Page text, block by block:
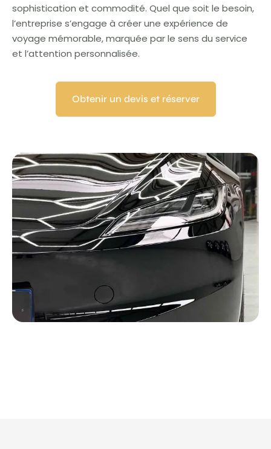
sophistication et commodité. Quel que soit le besoin,
l’entreprise s’engage à créer une expérience de
voyage mémorable, marquée par le sens du service
et l’attention personnalisée.
Obtenir un devis et réserver